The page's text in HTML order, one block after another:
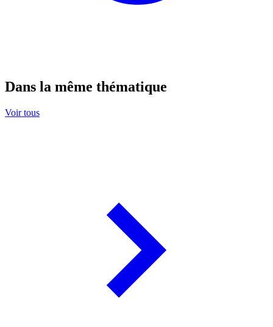
Dans la même thématique
Voir tous